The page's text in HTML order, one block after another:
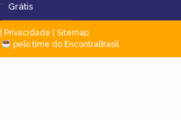
Grátis
Privacidade
Sitemap
pelo time do EncontraBrasil